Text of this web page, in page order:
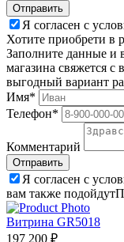
Я согласен с
Хотите приобрети в
Заполните данные и
магазина свяжется
выгодный вариант
Имя*
Телефон*
Комментарий
Я согласен с
вам также подойдут
Витрина GR5018
197 200 ₽